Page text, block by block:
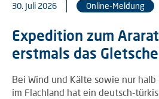
30. Juli 2026 Online-Meldung
Expedition zum
erstmals das
Bei Wind und Kälte sowie nur
im Flachland hat ein deutsch-